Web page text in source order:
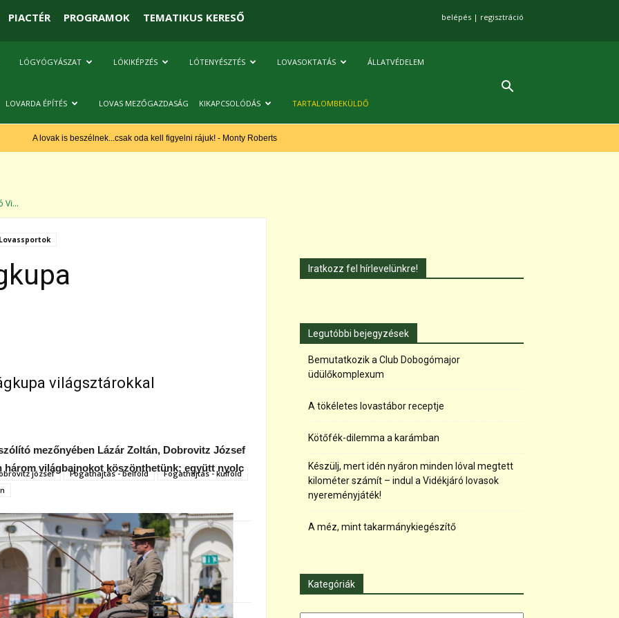
PIACTÉR PROGRAMOK TEMATIKUS KERESŐ belépés | regisztráció
LÓGYÓGYÁSZAT LÓKIKÉPZÉS LÓTENYÉSZTÉS LOVASOKTATÁS ÁLLATVÉDELEM
LOVARDA ÉPÍTÉS LOVAS MEZŐGAZDASÁG KIKAPCSOLÓDÁS TARTALOMBEKÜLDŐ
A lovak is beszélnek...csak oda kell figyelni rájuk! - Monty Roberts
Vi...
Lovassportok
világsztárokkal
mezőnyében Lázár Zoltán, Dobrovitz József
három világbajnokot köszönthetünk; együtt nyolc
józsef Fogathajtás - belföld
Fogathajtás - külföld
Iratkozz fel hírlevelünkre!
Legutóbbi bejegyzések
Bemutatkozik a Club Dobogómajor
üdülőkomplexum
A tökéletes lovastábor receptje
Kötőfék-dilemma a karámban
Készülj, mert idén nyáron minden lóval megtett
kilométer számít – indul a Vidékjáró lovasok
nyereményjáték!
A méz, mint takarmánykiegészítő
Kategóriák
Kategóriák